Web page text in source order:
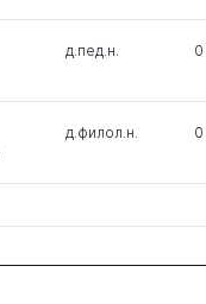
д.пед.н. 0
д.филол.н. 0